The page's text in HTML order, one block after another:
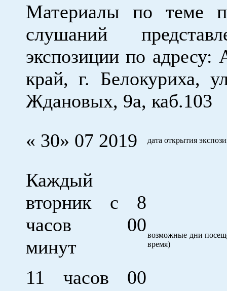
Материалы по теме
слушаний
экспозиции по адресу:
край, г. Белокуриха,
Ждановых, 9а, каб.103
« 30» 07 2019
дата открытия
Каждый
вторник с 8
часов 00
минут
11 часов 00
возможные дни
время)